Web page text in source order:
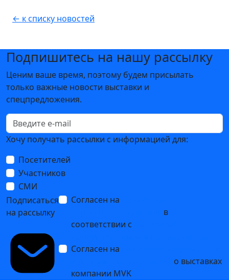
← к списку новостей
Подпишитесь на нашу рассылку
Ценим ваше время, поэтому будем присылать
только важные новости выставки и
спецпредложения.
Хочу получать рассылки с информацией для:
Посетителей
Участников
СМИ
Подписаться
на рассылку
Согласен на
в
соответствии с
Согласен на
о выставках
компании MVK